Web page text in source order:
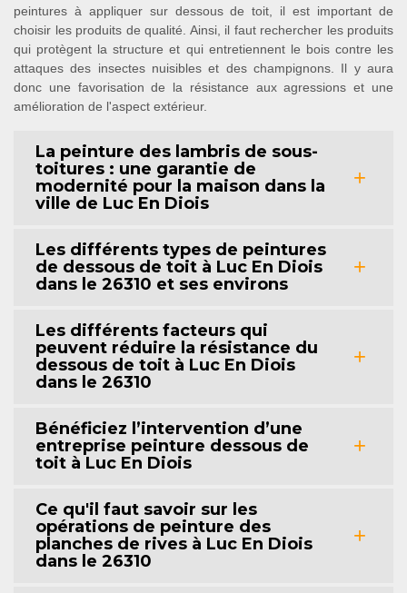
peintures à appliquer sur dessous de toit, il est important de
choisir les produits de qualité. Ainsi, il faut rechercher les produits
qui protègent la structure et qui entretiennent le bois contre les
attaques des insectes nuisibles et des champignons. Il y aura
donc une favorisation de la résistance aux agressions et une
amélioration de l'aspect extérieur.
La peinture des lambris de sous-
toitures : une garantie de
modernité pour la maison dans la
ville de Luc En Diois
Les différents types de peintures
de dessous de toit à Luc En Diois
dans le 26310 et ses environs
Les différents facteurs qui
peuvent réduire la résistance du
dessous de toit à Luc En Diois
dans le 26310
Bénéficiez l’intervention d’une
entreprise peinture dessous de
toit à Luc En Diois
Ce qu'il faut savoir sur les
opérations de peinture des
planches de rives à Luc En Diois
dans le 26310